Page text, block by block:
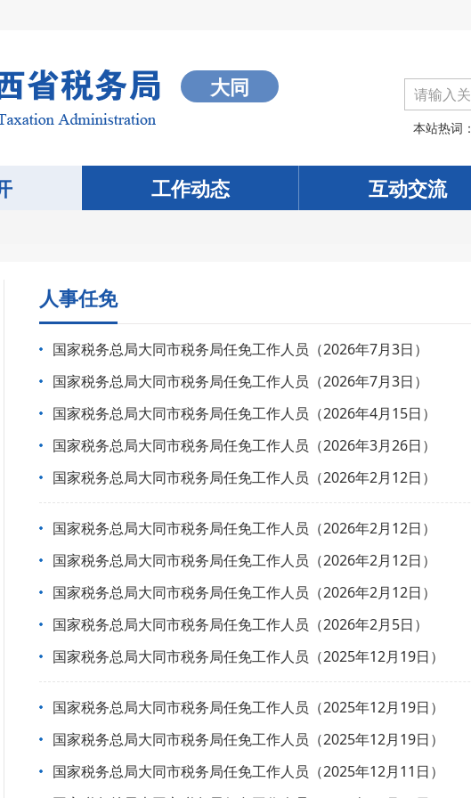
大同
本站热词：
工作动态 互动交流
人事任免
国家税务总局大同市税务局任免工作人员（2026年7月3日）
国家税务总局大同市税务局任免工作人员（2026年7月3日）
国家税务总局大同市税务局任免工作人员（2026年4月15日）
国家税务总局大同市税务局任免工作人员（2026年3月26日）
国家税务总局大同市税务局任免工作人员（2026年2月12日）
国家税务总局大同市税务局任免工作人员（2026年2月12日）
国家税务总局大同市税务局任免工作人员（2026年2月12日）
国家税务总局大同市税务局任免工作人员（2026年2月12日）
国家税务总局大同市税务局任免工作人员（2026年2月5日）
国家税务总局大同市税务局任免工作人员（2025年12月19日）
国家税务总局大同市税务局任免工作人员（2025年12月19日）
国家税务总局大同市税务局任免工作人员（2025年12月19日）
国家税务总局大同市税务局任免工作人员（2025年12月11日）